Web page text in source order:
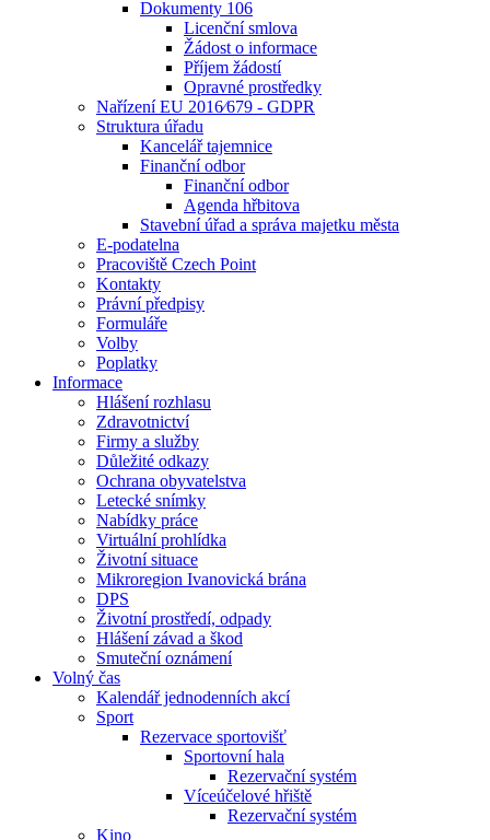
Dokumenty 106
Licenční smlova
Žádost o informace
Příjem žádostí
Opravné prostředky
Nařízení EU 2016⁄679 - GDPR
Struktura úřadu
Kancelář tajemnice
Finanční odbor
Finanční odbor
Agenda hřbitova
Stavební úřad a správa majetku města
E-podatelna
Pracoviště Czech Point
Kontakty
Právní předpisy
Formuláře
Volby
Poplatky
Informace
Hlášení rozhlasu
Zdravotnictví
Firmy a služby
Důležité odkazy
Ochrana obyvatelstva
Letecké snímky
Nabídky práce
Virtuální prohlídka
Životní situace
Mikroregion Ivanovická brána
DPS
Životní prostředí, odpady
Hlášení závad a škod
Smuteční oznámení
Volný čas
Kalendář jednodenních akcí
Sport
Rezervace sportovišť
Sportovní hala
Rezervační systém
Víceúčelové hřiště
Rezervační systém
Kino